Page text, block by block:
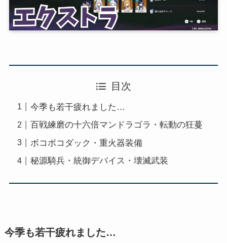
目次
今季も若干疲れました…
百戦練磨の十六倍マンドラゴラ・転動の狂蔓
ボコボコダック・重火器装備
秘源騎兵・統御デバイス・壊滅武装
今季も若干疲れました…